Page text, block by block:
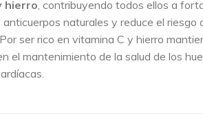
hierro , contribuyendo todos ellos a
naturales y reduce el riesgo
ser rico en vitamina C y hierro
el mantenimiento de la salud de los